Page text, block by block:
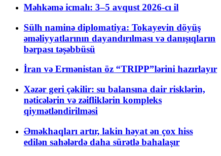
Məhkəmə icmalı: 3–5 avqust 2026-cı il
Sülh naminə diplomatiya: Tokayevin döyüş
əməliyyatlarının dayandırılması və danışıqların
bərpası təşəbbüsü
İran və Ermənistan öz “TRIPP”lərini hazırlayır
Xəzər geri çəkilir: su balansına dair risklərin,
nəticələrin və zəifliklərin kompleks
qiymətləndirilməsi
Əməkhaqları artır, lakin həyat ən çox hiss
edilən sahələrdə daha sürətlə bahalaşır